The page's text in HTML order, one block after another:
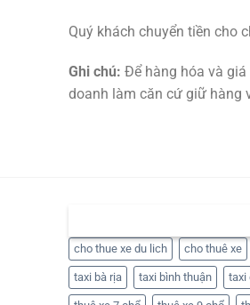
Quý khách chuyển tiền cho
Ghi chú: Để hàng hóa và
doanh làm căn cứ giữ hàng
cho thue xe du lich cho thuê xe
taxi bà rịa taxi bình thuận taxi